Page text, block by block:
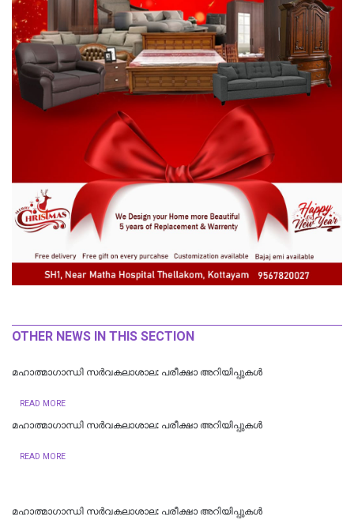
OTHER NEWS IN THIS SECTION
മഹാത്മാഗാന്ധി സർവകലാശാല: പരീക്ഷാ അറിയിപ്പുകൾ
READ MORE
മഹാത്മാഗാന്ധി സർവകലാശാല: പരീക്ഷാ അറിയിപ്പുകൾ
READ MORE
മഹാത്മാഗാന്ധി സർവകലാശാല: പരീക്ഷാ അറിയിപ്പുകൾ